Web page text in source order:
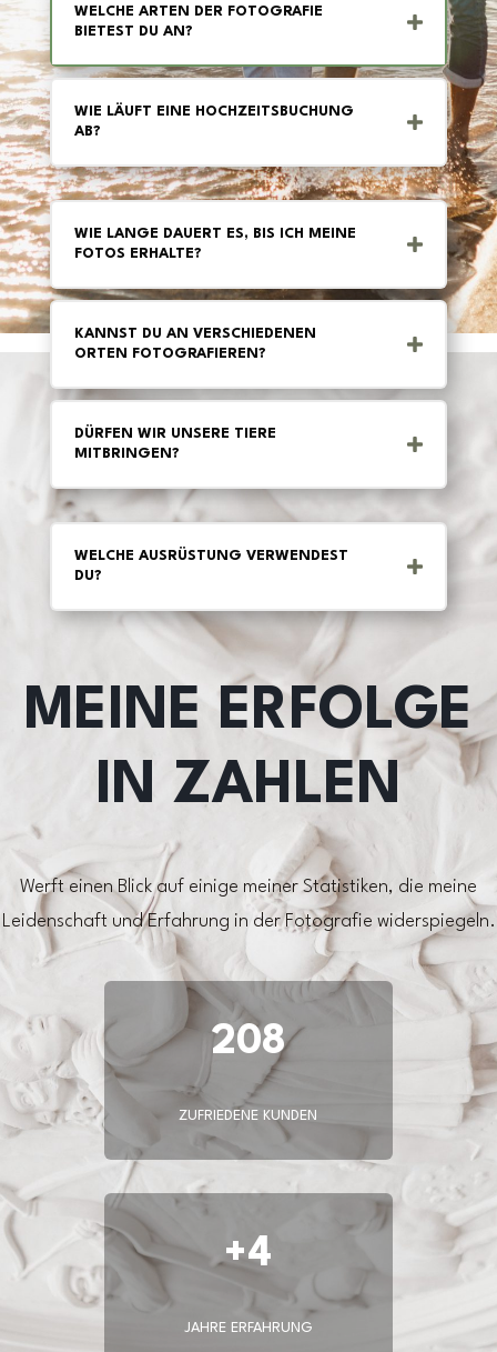
WELCHE ARTEN DER FOTOGRAFIE
BIETEST DU AN?
WIE LÄUFT EINE HOCHZEITSBUCHUNG
AB?
WIE LANGE DAUERT ES, BIS ICH MEINE
FOTOS ERHALTE?
KANNST DU AN VERSCHIEDENEN
ORTEN FOTOGRAFIEREN?
DÜRFEN WIR UNSERE TIERE
MITBRINGEN?
WELCHE AUSRÜSTUNG VERWENDEST
DU?
MEINE ERFOLGE
IN ZAHLEN
Werft einen Blick auf einige meiner Statistiken, die meine
Leidenschaft und Erfahrung in der Fotografie widerspiegeln.
208
ZUFRIEDENE KUNDEN
+4
JAHRE ERFAHRUNG